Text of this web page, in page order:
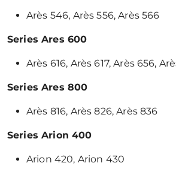
Arès 546, Arès 556, Arès 566
Series Ares 600
Arès 616, Arès 617, Arès 656,
Series Ares 800
Arès 816, Arès 826, Arès 836
Series Arion 400
Arion 420, Arion 430